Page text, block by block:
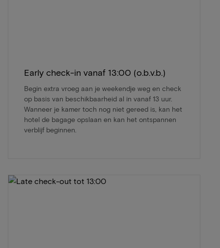
Early check-in vanaf 13:00 (o.b.v.b.)
Begin extra vroeg aan je weekendje weg en check
op basis van beschikbaarheid al in vanaf 13 uur.
Wanneer je kamer toch nog niet gereed is, kan het
hotel de bagage opslaan en kan het ontspannen
verblijf beginnen.